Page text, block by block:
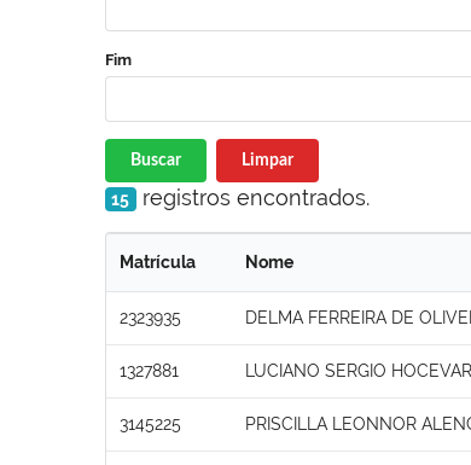
Fim
Buscar Limpar
15 registros encontrados.
Matrícula Nome
2323935 DELMA FERREIRA DE
1327881 LUCIANO SERGIO HOCEVAR
3145225 PRISCILLA LEONNOR